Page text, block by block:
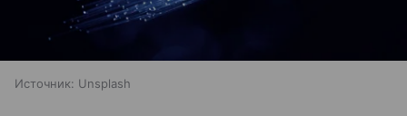
Источник: Unsplash